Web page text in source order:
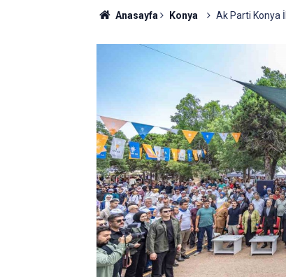
Anasayfa Konya Ak Parti Konya